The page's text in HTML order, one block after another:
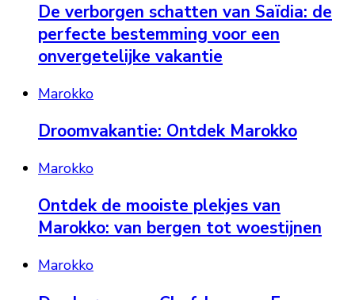
De verborgen schatten van Saïdia: de
perfecte bestemming voor een
onvergetelijke vakantie
Marokko
Droomvakantie: Ontdek Marokko
Marokko
Ontdek de mooiste plekjes van
Marokko: van bergen tot woestijnen
Marokko